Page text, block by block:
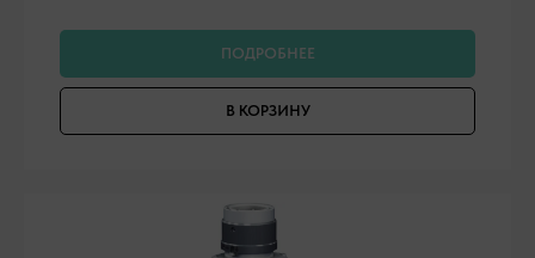
ПОДРОБНЕЕ
В КОРЗИНУ